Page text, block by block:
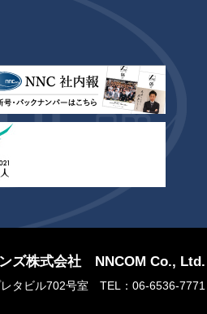
ズ株式会社 NNCOM Co., Ltd.
レタビル702号室 TEL：06-6536-7771